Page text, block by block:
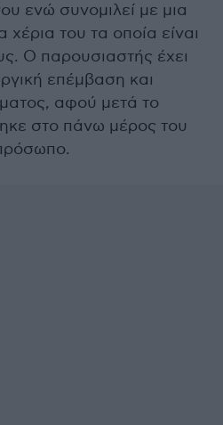
ενώ συνομιλεί με μια
χέρια του τα οποία είναι
Ο παρουσιαστής έχει
επέμβαση και
αφού μετά το
στο πάνω μέρος του